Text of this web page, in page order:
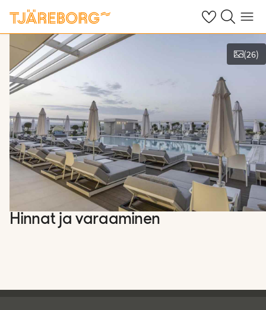
OmatHaku Valikko
Näytä kuvia
(26)
Hinnat ja varaaminen